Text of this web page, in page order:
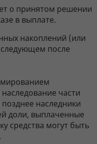
о принятом решении
в выплате.
накоплений (или
после
части
наследники
доли, выплаченные
средства могут быть